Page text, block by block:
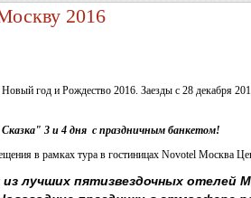
2016
год и Рождество 2016. Заезды с 28 декабря
3 и 4 дня с праздничным банкетом!
в рамках тура в гостиницах Novotel Москва
лучших пятизвездочных отелей